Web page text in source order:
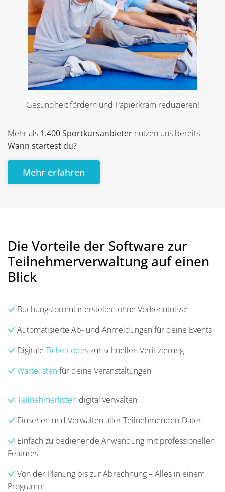
Gesundheit fördern und Papierkram reduzieren!
Mehr als 1.400 Sportkursanbieter nutzen uns bereits –
Wann startest du?
Mehr erfahren
Die Vorteile der Software zur
Teilnehmerverwaltung auf einen
Blick
Buchungsformular erstellen ohne Vorkenntnisse
Automatisierte Ab- und Anmeldungen für deine Events
Digitale Ticketcodeszur schnellen Verifizierung
Wartelistenfür deine Veranstaltungen
Teilnehmerlisten digital verwalten
Einsehen und Verwalten aller Teilnehmenden-Daten
Einfach zu bedienende Anwendung mit professionellen
Features
Von der Planung bis zur Abrechnung – Alles in einem
Programm